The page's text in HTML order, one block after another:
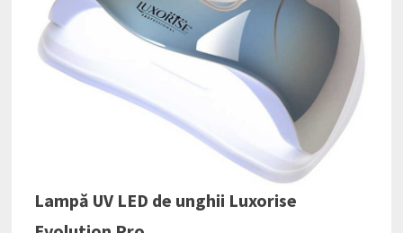
Lampă UV LED de unghii Luxorise